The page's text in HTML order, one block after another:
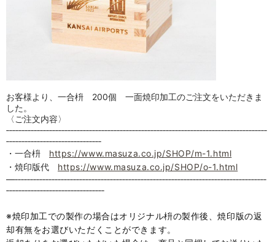
お客様より、一合枡 200個 一面焼印加工のご注文をいただきま
した。
〈ご注文内容〉
‐‐‐‐‐‐‐‐‐‐‐‐‐‐‐‐‐‐‐‐‐‐‐‐‐‐‐‐‐‐‐‐‐‐‐‐‐‐‐‐‐‐‐‐‐‐‐‐‐‐‐‐‐‐‐‐‐‐‐‐‐‐‐‐‐‐‐‐‐‐‐‐‐‐‐‐‐‐‐‐‐‐‐‐‐
‐‐‐‐‐‐‐‐‐‐‐‐‐‐‐‐‐‐‐‐‐‐‐‐‐‐‐‐‐‐‐
・一合枡 https://www.masuza.co.jp/SHOP/m-1.html
・焼印版代 https://www.masuza.co.jp/SHOP/o-1.html
—‐‐‐‐‐‐‐‐‐‐‐‐‐‐‐‐‐‐‐‐‐‐‐‐‐‐‐‐‐‐‐‐‐‐‐‐‐‐‐‐‐‐‐‐‐‐‐‐‐‐‐‐‐‐‐‐‐‐‐‐‐‐‐‐‐‐‐‐‐‐‐‐‐‐‐‐‐‐‐‐‐‐
‐‐‐‐‐‐‐‐‐‐‐‐‐‐‐‐‐‐‐‐‐‐‐‐‐‐‐‐‐‐‐‐
※焼印加工での製作の場合はオリジナル枡の製作後、焼印版の返
却有無をお選びいただくことができます。